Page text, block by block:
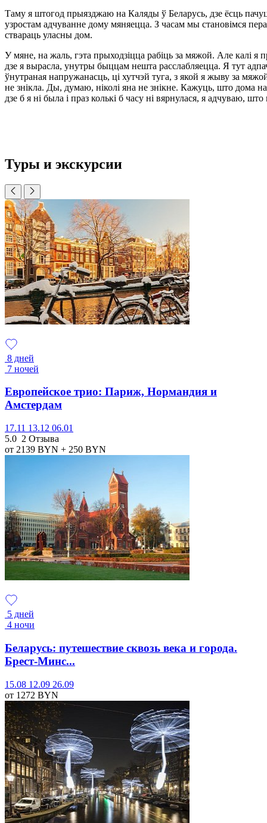
Таму я штогод прыязджаю на Каляды ў Беларусь, дзе ёсць
узростам адчуванне дому мяняецца. З часам мы становімся
ствараць уласны дом.
У мяне, на жаль, гэта прыходзіцца рабіць за мяжой. Але калі
дзе я вырасла, унутры быццам нешта расслабляецца. Я тут
ўнутраная напружанасць, ці хутчэй туга, з якой я жыву за
не знікла. Ды, думаю, ніколі яна не знікне. Кажуць, што дома
дзе б я ні была і праз колькі б часу ні вярнулася, я адчуваю,
Туры и экскурсии
8 дней
7 ночей
Европейское трио: Париж, Нормандия и
Амстердам
17.11 13.12 06.01
5.0 2 Отзыва
от 2139 BYN + 250 BYN
5 дней
4 ночи
Беларусь: путешествие сквозь века и города.
Брест-Минс...
15.08 12.09 26.09
от 1272 BYN